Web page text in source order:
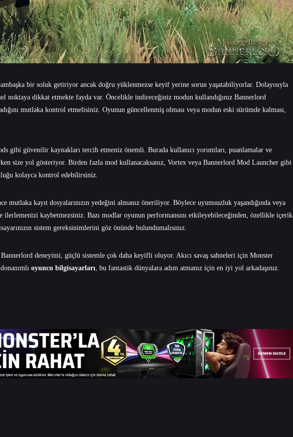
bir soluk getiriyor ancak doğru yüklenmezse keyif yerine sorun yaşatabiliyorlar. Dolayısıyla
noktaya dikkat etmekte fayda var. Öncelikle indireceğiniz modun kullandığınız Bannerlord
mutlaka kontrol etmelisiniz. Oyunun güncellenmiş olması veya modun eski sürümde kalması,
gibi güvenilir kaynakları tercih etmeniz önemli. Burada kullanıcı yorumları, puanlamalar ve
size yol gösteriyor. Birden fazla mod kullanacaksanız, Vortex veya Bannerlord Mod Launcher gibi
kolayca kontrol edebilirsiniz.
mutlaka kayıt dosyalarınızın yedeğini almanız öneriliyor. Böylece uyumsuzluk yaşandığında veya
ilerlemenizi kaybetmezsiniz. Bazı modlar oyunun performansını etkileyebileceğinden, özellikle içerik
sistem gereksinimlerini göz önünde bulundumalısınız.
deneyimi, güçlü sistemle çok daha keyifli oluyor. Akıcı savaş sahneleri için Monster
oyuncu bilgisayarları , bu fantastik dünyalara adım atmanız için en iyi yol arkadaşınız.